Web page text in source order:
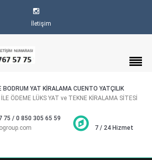
İletişim
BODRUM YAT KİRALAMA CUENTO YATÇILIK
ÖDEME LÜKS YAT ve TEKNE KİRALAMA SİTESİ
75 / 0 850 305 65 59
7 / 24 Hizmet